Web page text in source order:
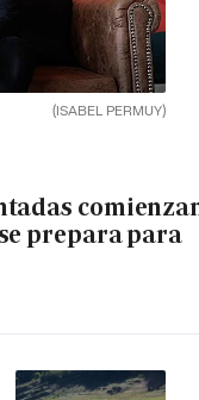
(ISABEL PERMUY)
prepara para